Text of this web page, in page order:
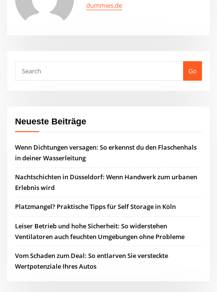
dummies.de
Go
Neueste Beiträge
Wenn Dichtungen versagen: So erkennst du den Flaschenhals
in deiner Wasserleitung
Nachtschichten in Düsseldorf: Wenn Handwerk zum urbanen
Erlebnis wird
Platzmangel? Praktische Tipps für Self Storage in Köln
Leiser Betrieb und hohe Sicherheit: So widerstehen
Ventilatoren auch feuchten Umgebungen ohne Probleme
Vom Schaden zum Deal: So entlarven Sie versteckte
Wertpotenziale Ihres Autos